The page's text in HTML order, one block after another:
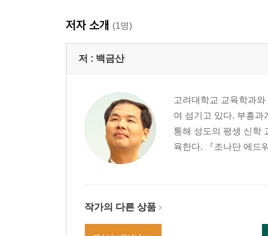
6장 예수님의 부활
장사한 지 사흘 만에 죽은 자 가운데서 다시 살아나
하늘에 오르사 전능하신 하나님 우편에 앉아 계시
8장 예수님의 재림
저리로서 산 자와 죽은 자를 심판하러 오시리라
저자 소개 (1명)
저 : 백금산
고려대학교 교육학과
여 섬기고 있다. 부흥과
통해 성도의 평생 신학
육한다. 『조나단 에드
작가의 다른 상품